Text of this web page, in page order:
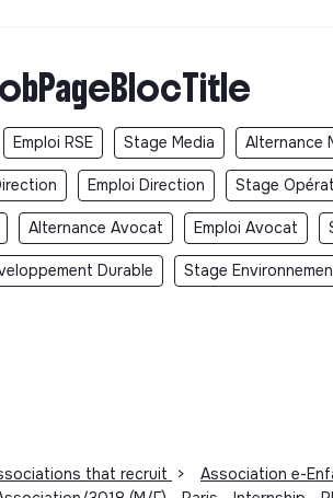
Emploi RSE Stage Media Alternance
Emploi Direction Stage
Alternance Avocat Emploi Avocat
Durable Stage
that recruit > Association e-